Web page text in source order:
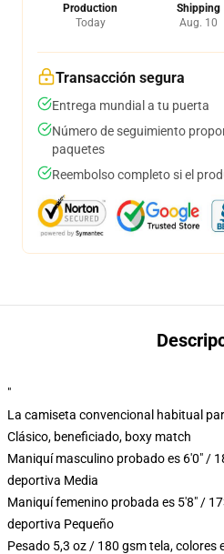
Production
Today
Shipping
Aug. 10
Transacción segura
Entrega mundial a tu puerta
Número de seguimiento
paquetes
Reembolso completo si el
"
La camiseta convencional habitual
Clásico, beneficiado, boxy match
Maniquí masculino probado es 6'0" /
deportiva Media
Maniquí femenino probada es 5'8" /
deportiva Pequeño
Pesado 5,3 oz / 180 gsm tela, colores